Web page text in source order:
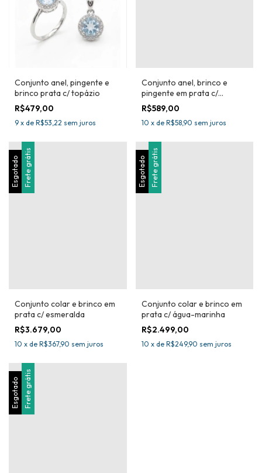
Conjunto anel, pingente e
brinco prata c/ topázio
R$479,00
9 x de R$53,22 sem juros
Conjunto anel, brinco e
pingente em prata c/
esmeralda
R$589,00
10 x de R$58,90 sem juros
Esgotado Frete grátis
Conjunto colar e brinco em
prata c/ esmeralda
R$3.679,00
10 x de R$367,90 sem juros
Esgotado Frete grátis
Conjunto colar e brinco em
prata c/ água-marinha
R$2.499,00
10 x de R$249,90 sem juros
Esgotado Frete grátis